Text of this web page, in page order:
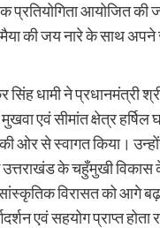
प्रतियोगिता आयोजित की
मैया की जय नारे के साथ
सिंह धामी ने प्रधानमंत्री
एवं सीमांत क्षेत्र
ओर से स्वागत किया।
उत्तराखंड के चहुँमुखी विकास
विरासत को आगे
एवं सहयोग प्राप्त होता